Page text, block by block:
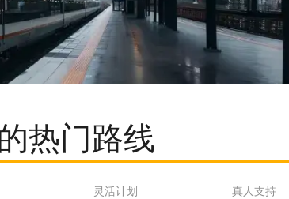
热门路线
灵活计划 真人支持